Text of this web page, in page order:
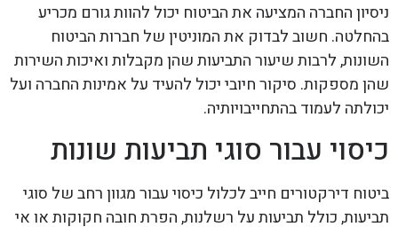
ניסיון החברה המציעה את הביטוח יכול להוות גורם מכריע
בהחלטה. חשוב לבדוק את המוניטין של חברות הביטוח
השונות, לרבות שיעור התביעות שהן מקבלות ואיכות השירות
שהן מספקות. סיקור חיובי יכול להעיד על אמינות החברה ועל
יכולתה לעמוד בהתחייבויותיה.
כיסוי עבור סוגי תביעות שונות
ביטוח דירקטורים חייב לכלול כיסוי עבור מגוון רחב של סוגי
תביעות, כולל תביעות על רשלנות, הפרת חובה חקוקות או אי